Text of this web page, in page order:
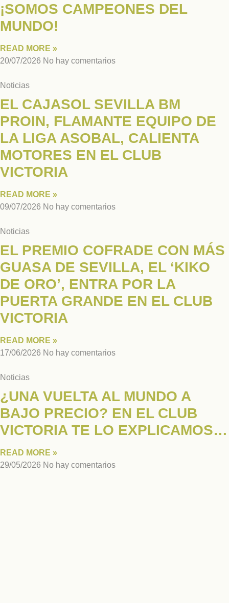
¡SOMOS CAMPEONES DEL
MUNDO!
READ MORE »
20/07/2026 No hay comentarios
Noticias
EL CAJASOL SEVILLA BM
PROIN, FLAMANTE EQUIPO DE
LA LIGA ASOBAL, CALIENTA
MOTORES EN EL CLUB
VICTORIA
READ MORE »
09/07/2026 No hay comentarios
Noticias
EL PREMIO COFRADE CON MÁS
GUASA DE SEVILLA, EL ‘KIKO
DE ORO’, ENTRA POR LA
PUERTA GRANDE EN EL CLUB
VICTORIA
READ MORE »
17/06/2026 No hay comentarios
Noticias
¿UNA VUELTA AL MUNDO A
BAJO PRECIO? EN EL CLUB
VICTORIA TE LO EXPLICAMOS…
READ MORE »
29/05/2026 No hay comentarios